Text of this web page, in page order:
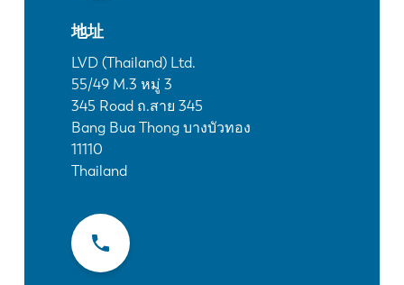
地址
LVD (Thailand) Ltd.
55/49 M.3 หมู่ 3
345 Road ถ.สาย 345
Bang Bua Thong บางบัวทอง
11110
Thailand
客户案例
展会活动
资源中心
行业和解决方案
招贤纳士